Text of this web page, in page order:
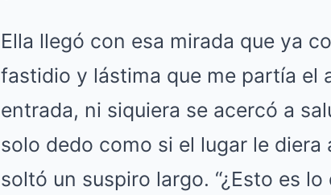
Ella llegó con esa mirada que ya
fastidio y lástima que me partía el
entrada, ni siquiera se acercó a
solo dedo como si el lugar le
soltó un suspiro largo. “¿Esto es